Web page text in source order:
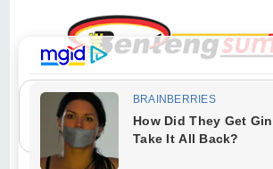
"Sesungguhnya Allah dan para malaikat-Nya
Wahai orang-orang yang beriman, berselawatlah
ucapkanlah salam dengan penuh penghormatan
Ahzab Ayat 56)